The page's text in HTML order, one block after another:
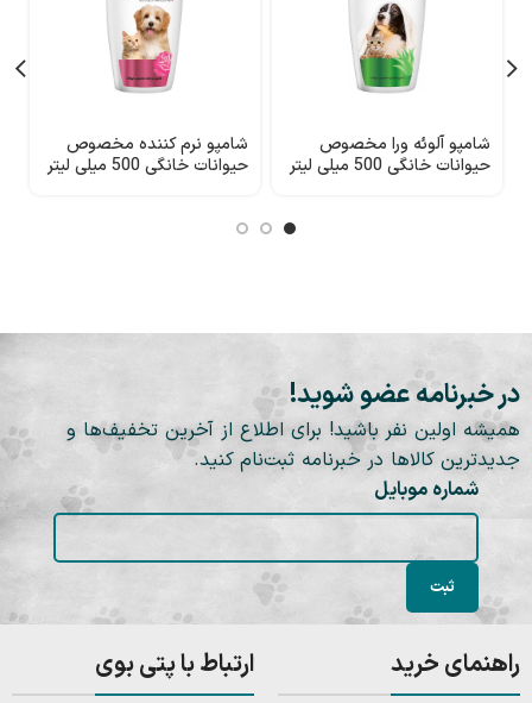
شامپو آلوئه ورا مخصوص
حیوانات خانگی 500 میلی لیتر
شامپو نرم کننده مخصوص
حیوانات خانگی 500 میلی لیتر
در خبرنامه عضو شوید!
همیشه اولین نفر باشید! برای اطلاع از آخرین تخفیف‌ها و
جدیدترین کالاها در خبرنامه ثبت‌نام کنید.
شماره موبایل
راهنمای خرید ارتباط با پتی بوی